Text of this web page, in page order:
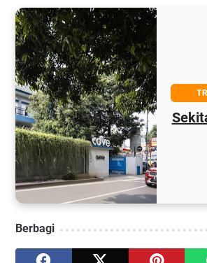
TRAVEL NOTE
Sekitar Mampang
Berbagi